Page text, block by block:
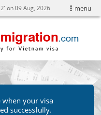
menu
on 09 Aug, 2026
when your visa
successfully.